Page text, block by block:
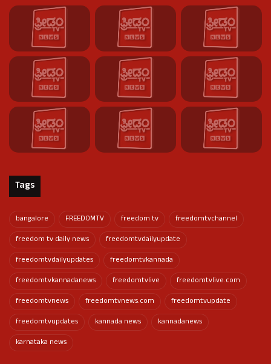
Tags
bangalore FREEDOMTV freedom tv
freedomtvchannel
freedom tv daily news
freedomtvdailyupdate
freedomtvdailyupdates
freedomtvkannada
freedomtvkannadanews
freedomtvlive
freedomtvlive.com
freedomtvnews
freedomtvnews.com
freedomtvupdate
freedomtvupdates
kannada news
kannadanews
karnataka news